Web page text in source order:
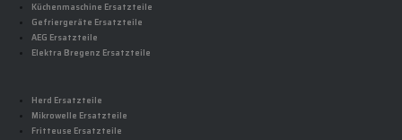
Küchenmaschine Ersatzteile
Gefriergeräte Ersatzteile
AEG Ersatzteile
Elektra Bregenz Ersatzteile
Herd Ersatzteile
Mikrowelle Ersatzteile
Fritteuse Ersatzteile